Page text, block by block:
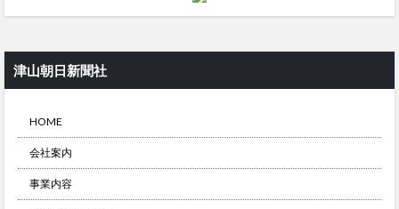
津山朝日新聞社
HOME
会社案内
事業内容